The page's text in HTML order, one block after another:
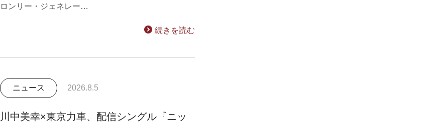
ロンリー・ジェネレー…
続きを読む
ニュース 2026.8.5
川中美幸×東京力車、配信シングル『ニッ